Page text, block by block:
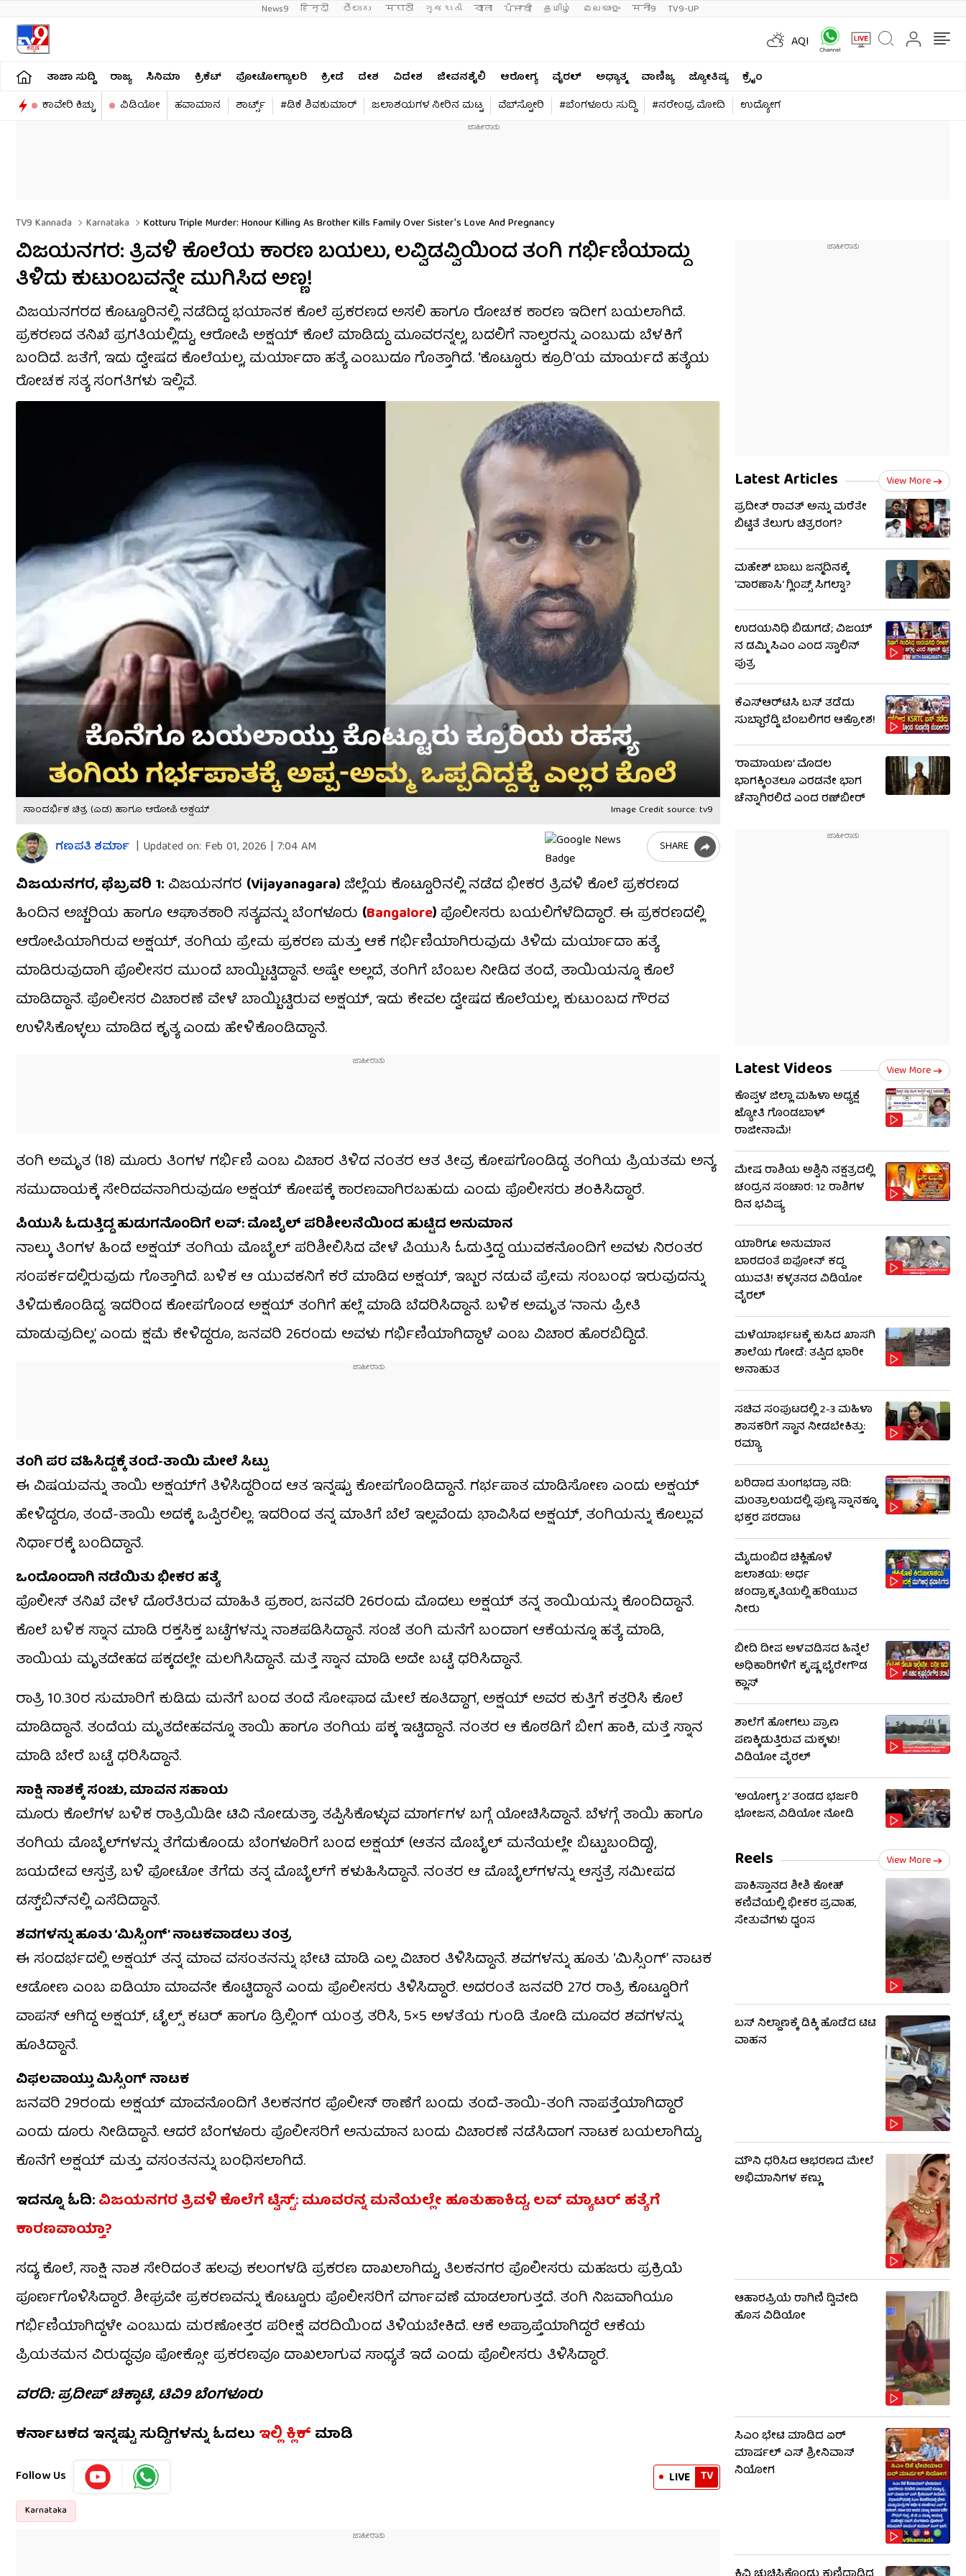
News9 हिन्दी తెలుగు मराठी ગુજરાતી বাংলা ਪੰਜਾਬੀ தமிழ் മലയാളം मनी9 TV9-UP
AQI
ತಾಜಾ ಸುದ್ದಿ ರಾಜ್ಯ ಸಿನಿಮಾ ಕ್ರಿಕೆಟ್​ ಫೋಟೋಗ್ಯಾಲರಿ ಕ್ರೀಡೆ ದೇಶ ವಿದೇಶ ಜೀವನಶೈಲಿ ಆರೋಗ್ಯ ವೈರಲ್​ ಅಧ್ಯಾತ್ಮ ವಾಣಿಜ್ಯ ಜ್ಯೋತಿಷ್ಯ
ಕ್ರೈಂ
ಕಾವೇರಿ ಕಿಚ್ಚು
ವಿಡಿಯೋ ಹವಾಮಾನ ಶಾರ್ಟ್ಸ್​ #ಡಿಕೆ ಶಿವಕುಮಾರ್​ ಜಲಾಶಯಗಳ ನೀರಿನ ಮಟ್ಟ ವೆಬ್​ಸ್ಟೋರಿ #ಬೆಂಗಳೂರು ಸುದ್ದಿ #ನರೇಂದ್ರ ಮೋದಿ ಉದ್ಯೋಗ
TV9 Kannada Karnataka Kotturu Triple Murder: Honour Killing As Brother Kills Family Over Sister’s Love And Pregnancy
ವಿಜಯನಗರ: ತ್ರಿವಳಿ ಕೊಲೆಯ ಕಾರಣ ಬಯಲು, ಲವ್ವಿಡವ್ವಿಯಿಂದ ತಂಗಿ ಗರ್ಭಿಣಿಯಾದ್ದು
ತಿಳಿದು ಕುಟುಂಬವನ್ನೇ ಮುಗಿಸಿದ ಅಣ್ಣ!
ವಿಜಯನಗರದ ಕೊಟ್ಟೂರಿನಲ್ಲಿ ನಡೆದಿದ್ದ ಭಯಾನಕ ಕೊಲೆ ಪ್ರಕರಣದ ಅಸಲಿ ಹಾಗೂ ರೋಚಕ ಕಾರಣ ಇದೀಗ ಬಯಲಾಗಿದೆ.
ಪ್ರಕರಣದ ತನಿಖೆ ಪ್ರಗತಿಯಲ್ಲಿದ್ದು, ಆರೋಪಿ ಅಕ್ಷಯ್ ಕೊಲೆ ಮಾಡಿದ್ದು ಮೂವರನ್ನಲ್ಲ, ಬದಲಿಗೆ ನಾಲ್ವರನ್ನು ಎಂಬುದು ಬೆಳಕಿಗೆ
ಬಂದಿದೆ. ಜತೆಗೆ, ಇದು ದ್ವೇಷದ ಕೊಲೆಯಲ್ಲ, ಮರ್ಯಾದಾ ಹತ್ಯೆ ಎಂಬುದೂ ಗೊತ್ತಾಗಿದೆ. ‘ಕೊಟ್ಟೂರು ಕ್ರೂರಿ’ಯ ಮಾರ್ಯದೆ ಹತ್ಯೆಯ
ರೋಚಕ ಸತ್ಯ ಸಂಗತಿಗಳು ಇಲ್ಲಿವೆ.
ಸಾಂದರ್ಭಿಕ ಚಿತ್ರ (ಎಡ) ಹಾಗೂ ಆರೋಪಿ ಅಕ್ಷಯ್ Image Credit source: tv9
ಗಣಪತಿ ಶರ್ಮಾ | Updated on: Feb 01, 2026 | 7:04 AM SHARE
ವಿಜಯನಗರ, ಫೆಬ್ರವರಿ 1: ವಿಜಯನಗರ (Vijayanagara) ಜಿಲ್ಲೆಯ ಕೊಟ್ಟೂರಿನಲ್ಲಿ ನಡೆದ ಭೀಕರ ತ್ರಿವಳಿ ಕೊಲೆ ಪ್ರಕರಣದ
ಹಿಂದಿನ ಅಚ್ಚರಿಯ ಹಾಗೂ ಆಘಾತಕಾರಿ ಸತ್ಯವನ್ನು ಬೆಂಗಳೂರು (Bangalore) ಪೊಲೀಸರು ಬಯಲಿಗೆಳೆದಿದ್ದಾರೆ. ಈ ಪ್ರಕರಣದಲ್ಲಿ
ಆರೋಪಿಯಾಗಿರುವ ಅಕ್ಷಯ್, ತಂಗಿಯ ಪ್ರೇಮ ಪ್ರಕರಣ ಮತ್ತು ಆಕೆ ಗರ್ಭಿಣಿಯಾಗಿರುವುದು ತಿಳಿದು ಮರ್ಯಾದಾ ಹತ್ಯೆ
ಮಾಡಿರುವುದಾಗಿ ಪೊಲೀಸರ ಮುಂದೆ ಬಾಯ್ಬಿಟ್ಟಿದ್ದಾನೆ. ಅಷ್ಟೇ ಅಲ್ಲದೆ, ತಂಗಿಗೆ ಬೆಂಬಲ ನೀಡಿದ ತಂದೆ, ತಾಯಿಯನ್ನೂ ಕೊಲೆ
ಮಾಡಿದ್ದಾನೆ. ಪೊಲೀಸರ ವಿಚಾರಣೆ ವೇಳೆ ಬಾಯ್ಬಿಟ್ಟಿರುವ ಅಕ್ಷಯ್, ಇದು ಕೇವಲ ದ್ವೇಷದ ಕೊಲೆಯಲ್ಲ, ಕುಟುಂಬದ ಗೌರವ
ಉಳಿಸಿಕೊಳ್ಳಲು ಮಾಡಿದ ಕೃತ್ಯ ಎಂದು ಹೇಳಿಕೊಂಡಿದ್ದಾನೆ.
ತಂಗಿ ಅಮೃತ (18) ಮೂರು ತಿಂಗಳ ಗರ್ಭಿಣಿ ಎಂಬ ವಿಚಾರ ತಿಳಿದ ನಂತರ ಆತ ತೀವ್ರ ಕೋಪಗೊಂಡಿದ್ದ. ತಂಗಿಯ ಪ್ರಿಯತಮ ಅನ್ಯ
ಸಮುದಾಯಕ್ಕೆ ಸೇರಿದವನಾಗಿರುವುದೂ ಅಕ್ಷಯ್ ಕೋಪಕ್ಕೆ ಕಾರಣವಾಗಿರಬಹುದು ಎಂದು ಪೊಲೀಸರು ಶಂಕಿಸಿದ್ದಾರೆ.
ಪಿಯುಸಿ ಓದುತ್ತಿದ್ದ ಹುಡುಗನೊಂದಿಗೆ ಲವ್: ಮೊಬೈಲ್ ಪರಿಶೀಲನೆಯಿಂದ ಹುಟ್ಟಿದ ಅನುಮಾನ
ನಾಲ್ಕು ತಿಂಗಳ ಹಿಂದೆ ಅಕ್ಷಯ್ ತಂಗಿಯ ಮೊಬೈಲ್ ಪರಿಶೀಲಿಸಿದ ವೇಳೆ ಪಿಯುಸಿ ಓದುತ್ತಿದ್ದ ಯುವಕನೊಂದಿಗೆ ಅವಳು ನಿರಂತರ
ಸಂಪರ್ಕದಲ್ಲಿರುವುದು ಗೊತ್ತಾಗಿದೆ. ಬಳಿಕ ಆ ಯುವಕನಿಗೆ ಕರೆ ಮಾಡಿದ ಅಕ್ಷಯ್, ಇಬ್ಬರ ನಡುವೆ ಪ್ರೇಮ ಸಂಬಂಧ ಇರುವುದನ್ನು
ತಿಳಿದುಕೊಂಡಿದ್ದ. ಇದರಿಂದ ಕೋಪಗೊಂಡ ಅಕ್ಷಯ್ ತಂಗಿಗೆ ಹಲ್ಲೆ ಮಾಡಿ ಬೆದರಿಸಿದ್ದಾನೆ. ಬಳಿಕ ಅಮೃತ ‘ನಾನು ಪ್ರೀತಿ
ಮಾಡುವುದಿಲ್ಲ’ ಎಂದು ಕ್ಷಮೆ ಕೇಳಿದ್ದರೂ, ಜನವರಿ 26ರಂದು ಅವಳು ಗರ್ಭಿಣಿಯಾಗಿದ್ದಾಳೆ ಎಂಬ ವಿಚಾರ ಹೊರಬಿದ್ದಿದೆ.
ತಂಗಿ ಪರ ವಹಿಸಿದ್ದಕ್ಕೆ ತಂದೆ-ತಾಯಿ ಮೇಲೆ ಸಿಟ್ಟು
ಈ ವಿಷಯವನ್ನು ತಾಯಿ ಅಕ್ಷಯ್‌ಗೆ ತಿಳಿಸಿದ್ದರಿಂದ ಆತ ಇನ್ನಷ್ಟು ಕೋಪಗೊಂಡಿದ್ದಾನೆ. ಗರ್ಭಪಾತ ಮಾಡಿಸೋಣ ಎಂದು ಅಕ್ಷಯ್
ಹೇಳಿದ್ದರೂ, ತಂದೆ-ತಾಯಿ ಅದಕ್ಕೆ ಒಪ್ಪಿರಲಿಲ್ಲ. ಇದರಿಂದ ತನ್ನ ಮಾತಿಗೆ ಬೆಲೆ ಇಲ್ಲವೆಂದು ಭಾವಿಸಿದ ಅಕ್ಷಯ್, ತಂಗಿಯನ್ನು ಕೊಲ್ಲುವ
ನಿರ್ಧಾರಕ್ಕೆ ಬಂದಿದ್ದಾನೆ.
ಒಂದೊಂದಾಗಿ ನಡೆಯಿತು ಭೀಕರ ಹತ್ಯೆ
ಪೊಲೀಸ್ ತನಿಖೆ ವೇಳೆ ದೊರೆತಿರುವ ಮಾಹಿತಿ ಪ್ರಕಾರ, ಜನವರಿ 26ರಂದು ಮೊದಲು ಅಕ್ಷಯ್ ತನ್ನ ತಾಯಿಯನ್ನು ಕೊಂದಿದ್ದಾನೆ.
ಕೊಲೆ ಬಳಿಕ ಸ್ನಾನ ಮಾಡಿ ರಕ್ತಸಿಕ್ತ ಬಟ್ಟೆಗಳನ್ನು ನಾಶಪಡಿಸಿದ್ದಾನೆ. ಸಂಜೆ ತಂಗಿ ಮನೆಗೆ ಬಂದಾಗ ಆಕೆಯನ್ನೂ ಹತ್ಯೆ ಮಾಡಿ,
ತಾಯಿಯ ಮೃತದೇಹದ ಪಕ್ಕದಲ್ಲೇ ಮಲಗಿಸಿದ್ದಾನೆ. ಮತ್ತೆ ಸ್ನಾನ ಮಾಡಿ ಅದೇ ಬಟ್ಟೆ ಧರಿಸಿದ್ದಾನೆ.
ರಾತ್ರಿ 10.30ರ ಸುಮಾರಿಗೆ ಕುಡಿದು ಮನೆಗೆ ಬಂದ ತಂದೆ ಸೋಫಾದ ಮೇಲೆ ಕೂತಿದ್ದಾಗ, ಅಕ್ಷಯ್ ಅವರ ಕುತ್ತಿಗೆ ಕತ್ತರಿಸಿ ಕೊಲೆ
ಮಾಡಿದ್ದಾನೆ. ತಂದೆಯ ಮೃತದೇಹವನ್ನೂ ತಾಯಿ ಹಾಗೂ ತಂಗಿಯ ಪಕ್ಕ ಇಟ್ಟಿದ್ದಾನೆ. ನಂತರ ಆ ಕೊಠಡಿಗೆ ಬೀಗ ಹಾಕಿ, ಮತ್ತೆ ಸ್ನಾನ
ಮಾಡಿ ಬೇರೆ ಬಟ್ಟೆ ಧರಿಸಿದ್ದಾನೆ.
ಸಾಕ್ಷಿ ನಾಶಕ್ಕೆ ಸಂಚು, ಮಾವನ ಸಹಾಯ
ಮೂರು ಕೊಲೆಗಳ ಬಳಿಕ ರಾತ್ರಿಯಿಡೀ ಟಿವಿ ನೋಡುತ್ತಾ, ತಪ್ಪಿಸಿಕೊಳ್ಳುವ ಮಾರ್ಗಗಳ ಬಗ್ಗೆ ಯೋಚಿಸಿದ್ದಾನೆ. ಬೆಳಗ್ಗೆ ತಾಯಿ ಹಾಗೂ
ತಂಗಿಯ ಮೊಬೈಲ್‌ಗಳನ್ನು ತೆಗೆದುಕೊಂಡು ಬೆಂಗಳೂರಿಗೆ ಬಂದ ಅಕ್ಷಯ್ (ಆತನ ಮೊಬೈಲ್ ಮನೆಯಲ್ಲೇ ಬಿಟ್ಟುಬಂದಿದ್ದ),
ಜಯದೇವ ಆಸ್ಪತ್ರೆ ಬಳಿ ಫೋಟೋ ತೆಗೆದು ತನ್ನ ಮೊಬೈಲ್​ಗೆ ಕಳುಹಿಸಿದ್ದಾನೆ. ನಂತರ ಆ ಮೊಬೈಲ್‌ಗಳನ್ನು ಆಸ್ಪತ್ರೆ ಸಮೀಪದ
ಡಸ್ಟ್‌ಬಿನ್‌ನಲ್ಲಿ ಎಸೆದಿದ್ದಾನೆ.
ಶವಗಳನ್ನು ಹೂತು ‘ಮಿಸ್ಸಿಂಗ್’ ನಾಟಕವಾಡಲು ತಂತ್ರ
ಈ ಸಂದರ್ಭದಲ್ಲಿ ಅಕ್ಷಯ್ ತನ್ನ ಮಾವ ವಸಂತನನ್ನು ಭೇಟಿ ಮಾಡಿ ಎಲ್ಲ ವಿಚಾರ ತಿಳಿಸಿದ್ದಾನೆ. ಶವಗಳನ್ನು ಹೂತು ‘ಮಿಸ್ಸಿಂಗ್’ ನಾಟಕ
ಆಡೋಣ ಎಂಬ ಐಡಿಯಾ ಮಾವನೇ ಕೊಟ್ಟಿದ್ದಾನೆ ಎಂದು ಪೊಲೀಸರು ತಿಳಿಸಿದ್ದಾರೆ. ಅದರಂತೆ ಜನವರಿ 27ರ ರಾತ್ರಿ ಕೊಟ್ಟೂರಿಗೆ
ವಾಪಸ್ ಆಗಿದ್ದ ಅಕ್ಷಯ್, ಟೈಲ್ಸ್ ಕಟರ್ ಹಾಗೂ ಡ್ರಿಲ್ಲಿಂಗ್ ಯಂತ್ರ ತರಿಸಿ, 5×5 ಅಳತೆಯ ಗುಂಡಿ ತೋಡಿ ಮೂವರ ಶವಗಳನ್ನು
ಹೂತಿದ್ದಾನೆ.
ವಿಫಲವಾಯ್ತು ಮಿಸ್ಸಿಂಗ್ ನಾಟಕ
ಜನವರಿ 29ರಂದು ಅಕ್ಷಯ್ ಮಾವನೊಂದಿಗೆ ತಿಲಕನಗರ ಪೊಲೀಸ್ ಠಾಣೆಗೆ ಬಂದು ತಂದೆ-ತಾಯಿ-ತಂಗಿ ನಾಪತ್ತೆಯಾಗಿದ್ದಾರೆ
ಎಂದು ದೂರು ನೀಡಿದ್ದಾನೆ. ಆದರೆ ಬೆಂಗಳೂರು ಪೊಲೀಸರಿಗೆ ಅನುಮಾನ ಬಂದು ವಿಚಾರಣೆ ನಡೆಸಿದಾಗ ನಾಟಕ ಬಯಲಾಗಿದ್ದು,
ಕೊನೆಗೆ ಅಕ್ಷಯ್ ಮತ್ತು ವಸಂತನನ್ನು ಬಂಧಿಸಲಾಗಿದೆ.
ಇದನ್ನೂ ಓದಿ:ವಿಜಯನಗರ ತ್ರಿವಳಿ ಕೊಲೆಗೆ ಟ್ವಿಸ್ಟ್​​: ಮೂವರನ್ನ ಮನೆಯಲ್ಲೇ ಹೂತುಹಾಕಿದ್ದ, ಲವ್​​ ಮ್ಯಾಟರ್​ ಹತ್ಯೆಗೆ
ಕಾರಣವಾಯ್ತಾ?
ಸದ್ಯ ಕೊಲೆ, ಸಾಕ್ಷಿ ನಾಶ ಸೇರಿದಂತೆ ಹಲವು ಕಲಂಗಳಡಿ ಪ್ರಕರಣ ದಾಖಲಾಗಿದ್ದು, ತಿಲಕನಗರ ಪೊಲೀಸರು ಮಹಜರು ಪ್ರಕ್ರಿಯೆ
ಪೂರ್ಣಗೊಳಿಸಿದ್ದಾರೆ. ಶೀಘ್ರವೇ ಪ್ರಕರಣವನ್ನು ಕೊಟ್ಟೂರು ಪೊಲೀಸರಿಗೆ ವರ್ಗಾವಣೆ ಮಾಡಲಾಗುತ್ತದೆ. ತಂಗಿ ನಿಜವಾಗಿಯೂ
ಗರ್ಭಿಣಿಯಾಗಿದ್ದಳೇ ಎಂಬುದು ಮರಣೋತ್ತರ ಪರೀಕ್ಷೆ ವರದಿಯಿಂದ ತಿಳಿಯಬೇಕಿದೆ. ಆಕೆ ಅಪ್ರಾಪ್ತೆಯಾಗಿದ್ದರೆ ಆಕೆಯ
ಪ್ರಿಯತಮನ ವಿರುದ್ಧವೂ ಫೋಕ್ಸೋ ಪ್ರಕರಣವೂ ದಾಖಲಾಗುವ ಸಾಧ್ಯತೆ ಇದೆ ಎಂದು ಪೊಲೀಸರು ತಿಳಿಸಿದ್ದಾರೆ.
ವರದಿ: ಪ್ರದೀಪ್ ಚಿಕ್ಕಾಟಿ, ಟಿವಿ9 ಬೆಂಗಳೂರು
ಕರ್ನಾಟಕದ ಇನ್ನಷ್ಟು ಸುದ್ದಿಗಳನ್ನು ಓದಲು ಇಲ್ಲಿಕ್ಲಿಕ್ ಮಾಡಿ
Follow Us LIVE TV
Karnataka
Latest Articles View More
ಪ್ರದೀತ್ ರಾವತ್ ಅನ್ನು ಮರೆತೇ
ಬಿಟ್ಟಿತೆ ತೆಲುಗು ಚಿತ್ರರಂಗ?
ಮಹೇಶ್ ಬಾಬು ಜನ್ಮದಿನಕ್ಕೆ
'ವಾರಣಾಸಿ' ಗ್ಲಿಂಪ್ಸ್ ಸಿಗಲ್ವಾ?
ಉದಯನಿಧಿ ಬಿಡುಗಡೆ; ವಿಜಯ್​​
ನ ಡಮ್ಮಿ ಸಿಎಂ ಎಂದ ಸ್ಟಾಲಿನ್
ಪುತ್ರ
ಕೆಎಸ್​ಆರ್​ಟಿಸಿ ಬಸ್​ ತಡೆದು
ಸುಬ್ಬಾರೆಡ್ಡಿ ಬೆಂಬಲಿಗರ ಆಕ್ರೋಶ!
‘ರಾಮಾಯಣ’ ಮೊದಲ
ಭಾಗಕ್ಕಿಂತಲೂ ಎರಡನೇ ಭಾಗ
ಚೆನ್ನಾಗಿರಲಿದೆ ಎಂದ ರಣ್​​ಬೀರ್
Latest Videos View More
ಕೊಪ್ಪಳ ಜಿಲ್ಲಾ ಮಹಿಳಾ ಅಧ್ಯಕ್ಷೆ
ಜ್ಯೋತಿ ಗೊಂಡಬಾಳ್
ರಾಜೀನಾಮೆ!
ಮೇಷ ರಾಶಿಯ ಅಶ್ವಿನಿ ನಕ್ಷತ್ರದಲ್ಲಿ
ಚಂದ್ರನ ಸಂಚಾರ: 12 ರಾಶಿಗಳ
ದಿನ ಭವಿಷ್ಯ
ಯಾರಿಗೂ ಅನುಮಾನ
ಬಾರದಂತೆ ಐಫೋನ್ ಕದ್ದ
ಯುವತಿ! ಕಳ್ಳತನದ ವಿಡಿಯೋ
ವೈರಲ್
ಮಳೆಯಾರ್ಭಟಕ್ಕೆ ಕುಸಿದ ಖಾಸಗಿ
ಶಾಲೆಯ ಗೋಡೆ: ತಪ್ಪಿದ ಭಾರೀ
ಅನಾಹುತ
ಸಚಿವ ಸಂಪುಟದಲ್ಲಿ 2-3 ಮಹಿಳಾ
ಶಾಸಕರಿಗೆ ಸ್ಥಾನ ನೀಡಬೇಕಿತ್ತು:
ರಮ್ಯಾ
ಬರಿದಾದ ತುಂಗಭದ್ರಾ ನದಿ:
ಮಂತ್ರಾಲಯದಲ್ಲಿ ಪುಣ್ಯ ಸ್ನಾನಕ್ಕೂ
ಭಕ್ತರ ಪರದಾಟ
ಮೈದುಂಬಿದ ಚಿಕ್ಲಿಹೊಳೆ
ಜಲಾಶಯ: ಅರ್ಧ
ಚಂದ್ರಾಕೃತಿಯಲ್ಲಿ ಹರಿಯುವ
ನೀರು
ಬೀದಿ ದೀಪ ಅಳವಡಿಸದ ಹಿನ್ನೆಲೆ
ಅಧಿಕಾರಿಗಳಿಗೆ ಕೃಷ್ಣ ಭೈರೇಗೌಡ
ಕ್ಲಾಸ್​​
ಶಾಲೆಗೆ ಹೋಗಲು ಪ್ರಾಣ
ಪಣಕ್ಕಿಡುತ್ತಿರುವ ಮಕ್ಕಳು!
ವಿಡಿಯೋ ವೈರಲ್
‘ಅಯೋಗ್ಯ 2’ ತಂಡದ ಭರ್ಜರಿ
ಭೋಜನ, ವಿಡಿಯೋ ನೋಡಿ
Reels View More
ಪಾಕಿಸ್ತಾನದ ಶೀಶಿ ಕೋಹ್
ಕಣಿವೆಯಲ್ಲಿ ಭೀಕರ ಪ್ರವಾಹ,
ಸೇತುವೆಗಳು ಧ್ವಂಸ
ಬಸ್​​ ನಿಲ್ದಾಣಕ್ಕೆ ಡಿಕ್ಕಿ ಹೊಡೆದ ಟಿಟಿ
ವಾಹನ
ಮೌನಿ ಧರಿಸಿದ ಆಭರಣದ ಮೇಲೆ
ಅಭಿಮಾನಿಗಳ ಕಣ್ಣು
ಆಹಾರಪ್ರಿಯೆ ರಾಗಿಣಿ ದ್ವಿವೇದಿ
ಹೊಸ ವಿಡಿಯೋ
ಸಿಎಂ ಭೇಟಿ ಮಾಡಿದ ಏರ್
ಮಾರ್ಷಲ್ ಎಸ್ ಶ್ರೀನಿವಾಸ್
ನಿಯೋಗ